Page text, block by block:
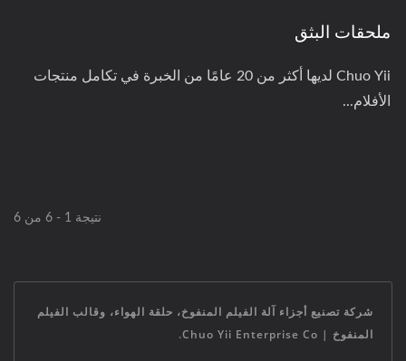
ملحقات البثق
Chuo Yii لديها أكثر من 20 عامًا من الخبرة في تكامل منتجات
الأفلام...
نتيجة 1 - 6 من 6
شركة تصنيع أجزاء آلة الفيلم المنفوخ، حلقة الهواء، وقالب الفيلم
المنفوخ | Chuo Yii Enterprise Co.